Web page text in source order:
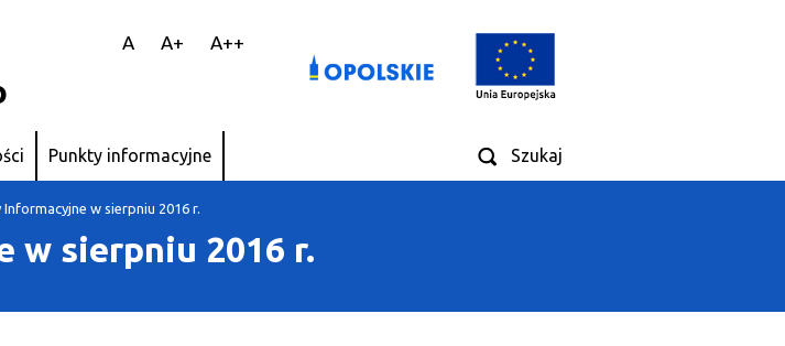
A A+ A++
Punkty informacyjne Szukaj
w sierpniu 2016 r.
w sierpniu 2016 r.